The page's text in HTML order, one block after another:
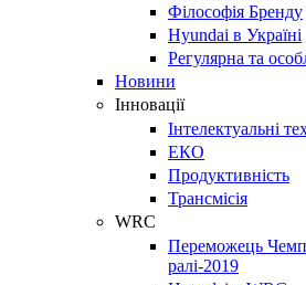
Філософія Бренду
Hyundai в Україні
Регулярна та
Новини
Інновації
Інтелектуальні
ЕКО
Продуктивність
Трансмісія
WRC
Переможець
ралі-2019